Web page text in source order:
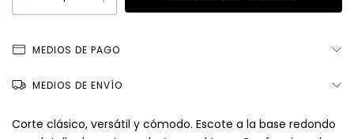
MEDIOS DE PAGO
MEDIOS DE ENVÍO
Corte clásico, versátil y cómodo. Escote a la base redondo